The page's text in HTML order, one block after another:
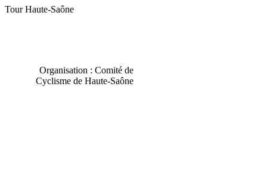
Tour Haute-Saône
Organisation : Comité de
Cyclisme de Haute-Saône